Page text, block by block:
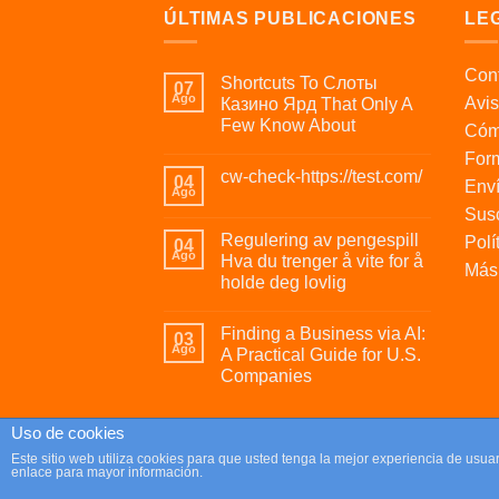
ÚLTIMAS PUBLICACIONES
07
Ago
Shortcuts To Слоты
Казино Ярд That Only A
Few Know About
04
Ago
cw-check-https://test.com/
04
Ago
Regulering av pengespill
Hva du trenger å vite for å
holde deg lovlig
03
Ago
Finding a Business via AI:
A Practical Guide for U.S.
Companies
Copyright 2026 ©Parafrikis.com
Tienda de regalos originales y muy frikis.
Uso de cookies
Este sitio web utiliza cookies para que usted tenga la mejor experiencia de
enlace para mayor información.